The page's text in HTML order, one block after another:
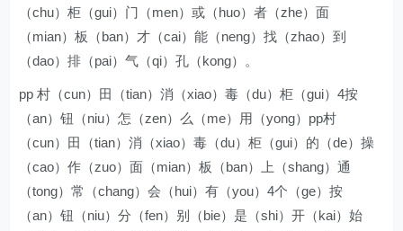
（chu）柜（gui）门（men）或（huo）者（zhe）面
（mian）板（ban）才（cai）能（neng）找（zhao）到
（dao）排（pai）气（qi）孔（kong）。
pp 村（cun）田（tian）消（xiao）毒（du）柜（gui）4按
（an）钮（niu）怎（zen）么（me）用（yong）pp村
（cun）田（tian）消（xiao）毒（du）柜（gui）的（de）操
（cao）作（zuo）面（mian）板（ban）上（shang）通
（tong）常（chang）会（hui）有（you）4个（ge）按
（an）钮（niu）分（fen）别（bie）是（shi）开（kai）始